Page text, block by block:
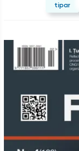
tipar